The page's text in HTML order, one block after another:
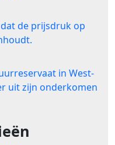
de prijsdruk op
in West-
uit zijn onderkomen